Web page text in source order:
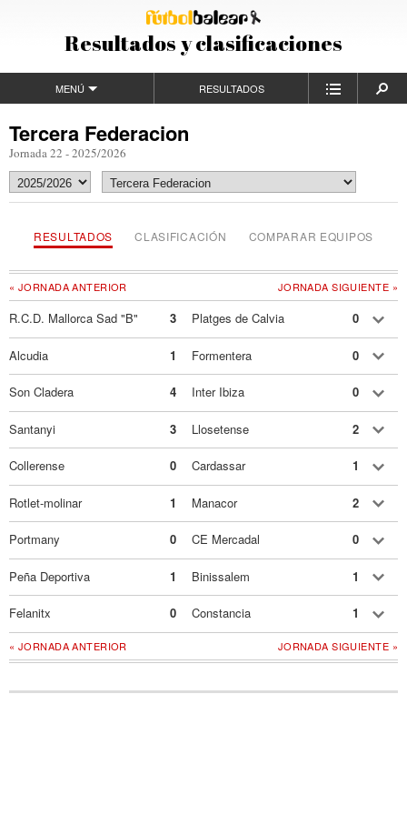
Resultados y clasificaciones
MENÚ RESULTADOS
Tercera Federacion
Jornada 22 - 2025/2026
RESULTADOS CLASIFICACIÓN COMPARAR EQUIPOS
JORNADA SIGUIENTE »
« JORNADA ANTERIOR
R.C.D. Mallorca Sad "B" 3 Platges de Calvia 0
Alcudia 1 Formentera 0
Son Cladera 4 Inter Ibiza 0
Santanyi 3 Llosetense 2
Collerense 0 Cardassar 1
Rotlet-molinar 1 Manacor 2
Portmany 0 CE Mercadal 0
Peña Deportiva 1 Binissalem 1
Felanitx 0 Constancia 1
JORNADA SIGUIENTE »
« JORNADA ANTERIOR